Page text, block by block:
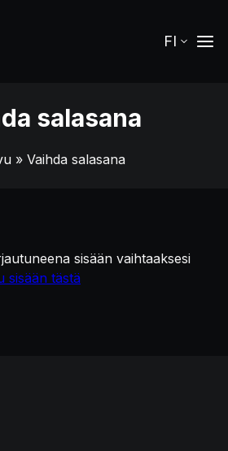
FI
salasana
» Vaihda salasana
sisään vaihtaaksesi
sisään tästä